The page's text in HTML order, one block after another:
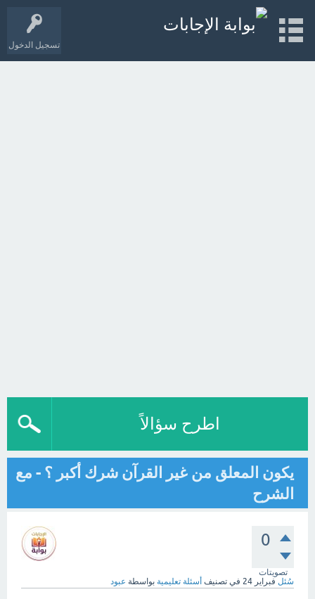
تسجيل الدخول
اطرح سؤالاً
يكون المعلق من غير القرآن شرك أكبر ؟ - مع
الشرح
0
تصويتات
سُئل فبراير 24 في تصنيف أسئلة تعليمية بواسطة عبود